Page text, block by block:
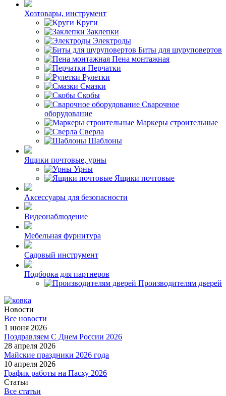
Хозтовары, инструмент
Круги
Заклепки
Электроды
Биты для шуруповертов
Пена монтажная
Перчатки
Рулетки
Смазки
Скобы
Сварочное
оборудование
Маркеры строительные
Сверла
Шаблоны
Ящики почтовые, урны
Урны
Ящики почтовые
Аксессуары для безопасности
Видеонаблюдение
Мебельная фурнитура
Садовый инструмент
Подборка для партнеров
Производителям дверей
Новости
Все новости
1 июня 2026
Поздравляем С Днем России 2026
28 апреля 2026
Майские праздники 2026 года
10 апреля 2026
График работы на Пасху 2026
Статьи
Все статьи